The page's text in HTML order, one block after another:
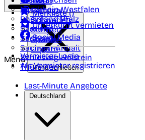
Nordrhein-Westfalen
Rheinland Pfalz
Saarland
Sachsen
Sachsen-Anhalt
Schleswig-Holstein
Thüringen
Portugal
Schweden
Schweiz
Spanien
Ungarn
Merkliste ()
Unterkunft vermieten
Social Media
Vermieter-Login
Als Vermieter registrieren
Menü
Menü schließen
Last-Minute Angebote
Deutschland